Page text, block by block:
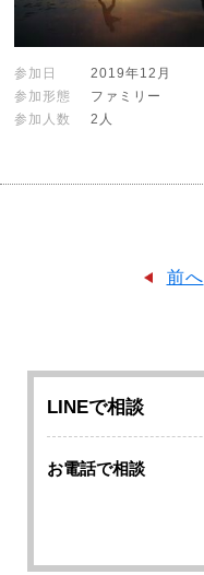
参加日
2019年12月
参加形態
ファミリー
参加人数
2人
前へ
LINEで相談
お電話で相談